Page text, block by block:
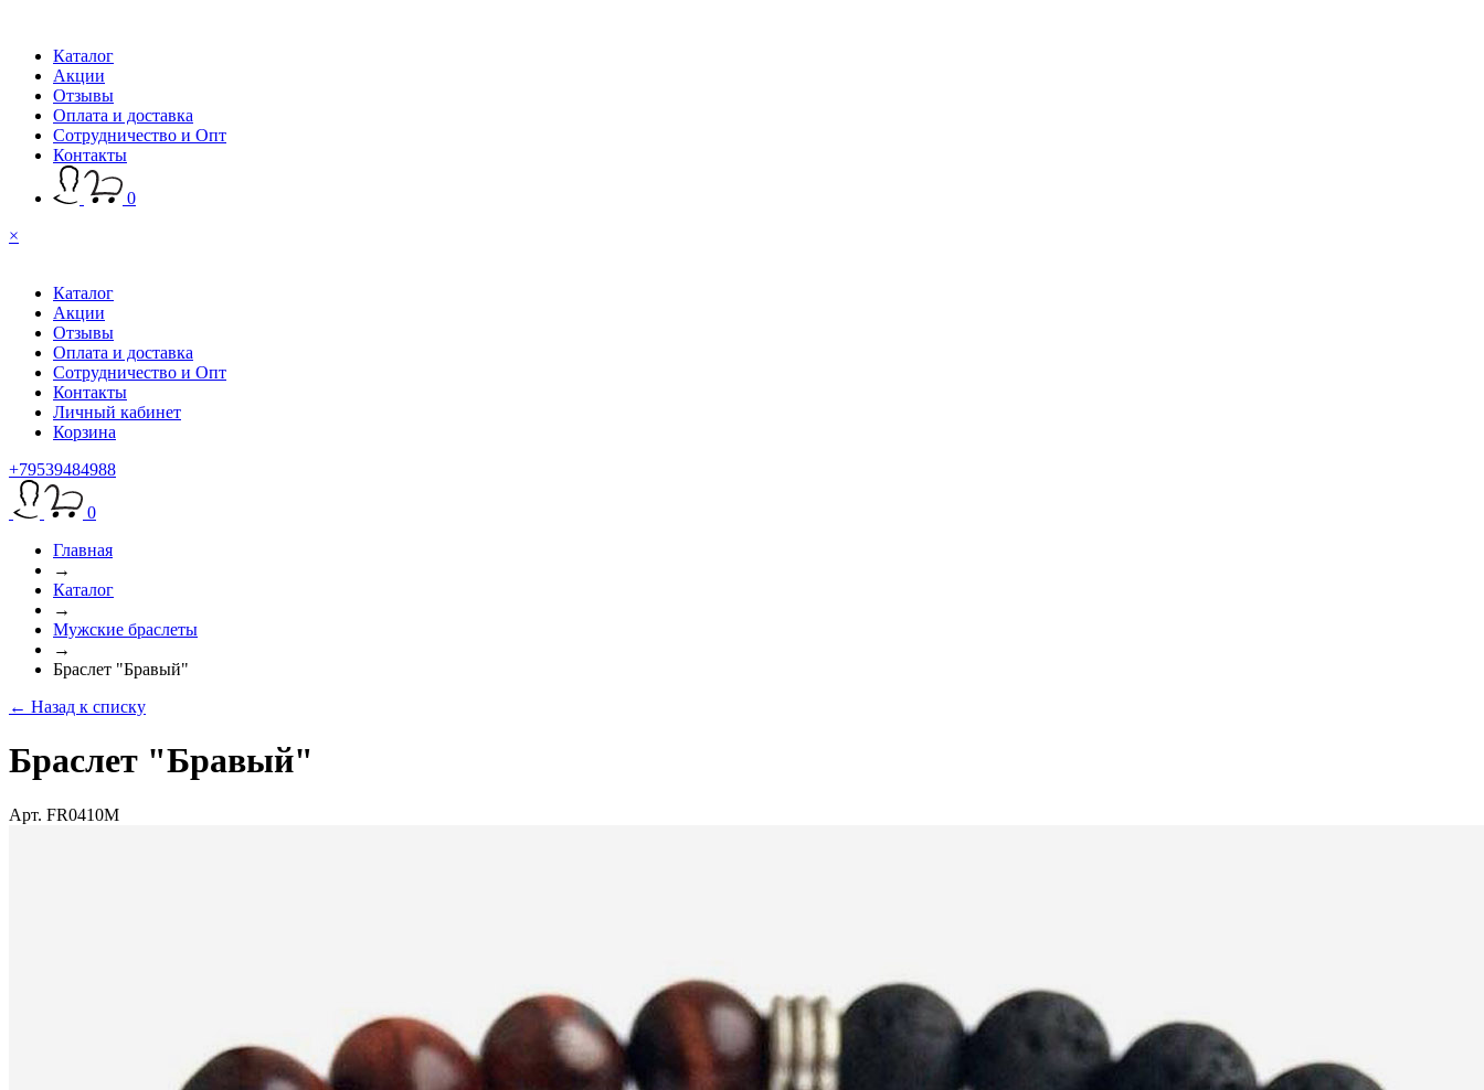
Каталог
Акции
Отзывы
Оплата и доставка
Сотрудничество и Опт
Контакты
0
×
Каталог
Акции
Отзывы
Оплата и доставка
Сотрудничество и Опт
Контакты
Личный кабинет
Корзина
+79539484988
0
Главная
→
Каталог
→
Мужские браслеты
→
Браслет "Бравый"
← Назад к списку
Браслет "Бравый"
Арт. FR0410M